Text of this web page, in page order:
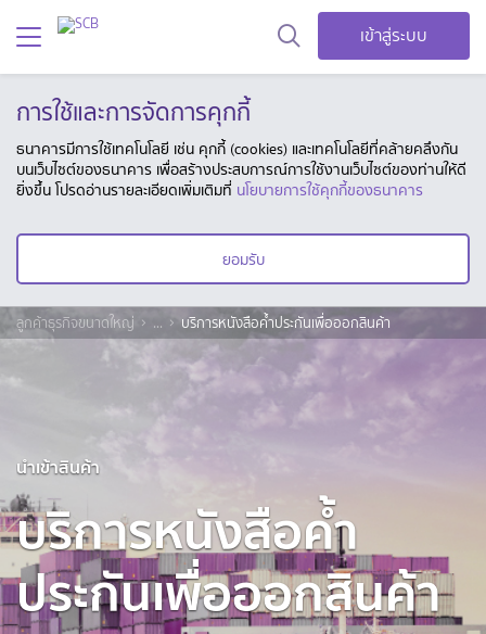
เข้าสู่ระบบ
การใช้และการจัดการคุกกี้
ธนาคารมีการใช้เทคโนโลยี เช่น คุกกี้ (cookies) และเทคโนโลยีที่คล้ายคลึงกัน
บนเว็บไซต์ของธนาคาร เพื่อสร้างประสบการณ์การใช้งานเว็บไซต์ของท่านให้ดี
ยิ่งขึ้น โปรดอ่านรายละเอียดเพิ่มเติมที่ นโยบายการใช้คุกกี้ของธนาคาร
ยอมรับ
ลูกค้าธุรกิจขนาดใหญ่ ... บริการหนังสือค้ำประกันเพื่อออกสินค้า
นำเข้าสินค้า
บริการหนังสือค้ำ
ประกันเพื่อออกสินค้า